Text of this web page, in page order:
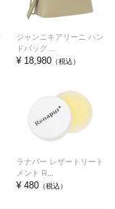
ジャンニキアリーニ ハン
ドバッグ ...
¥ 18,980（税込）
ラナパー レザートリート
メント R...
¥ 480（税込）